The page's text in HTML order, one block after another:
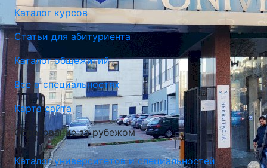
Общественная Академия Наук в Варшаве (SAN)
Варшава, Польша
Каталог курсов
Статьи для абитуриента
Каталог общежитий
Все о специальностях
Карта сайта
Образование за рубежом
Каталог университетов и специальностей